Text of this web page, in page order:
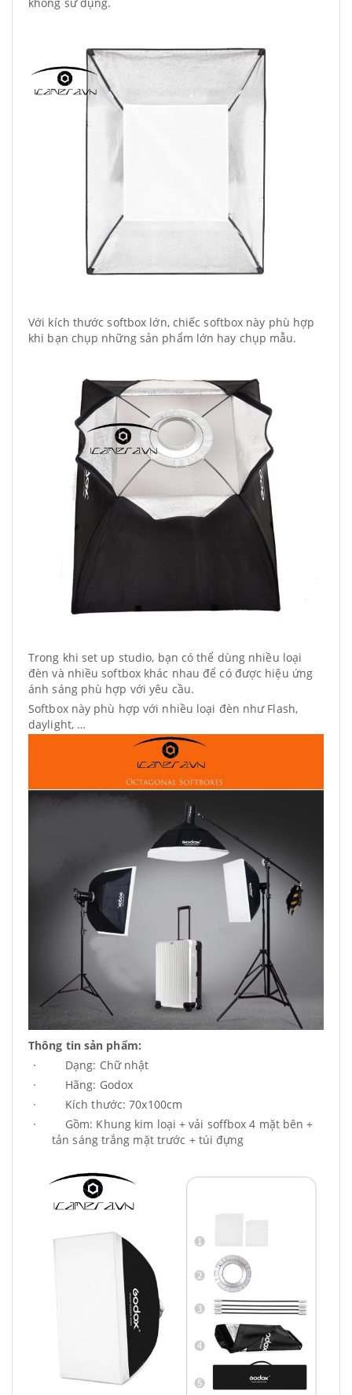
Với kích thước softbox lớn, chiếc softbox này phù hợp
khi bạn chụp những sản phẩm lớn hay chụp mẫu.
Trong khi set up studio, bạn có thể dùng nhiều loại
đèn và nhiều softbox khác nhau để có được hiệu ứng
ánh sáng phù hợp với yêu cầu.
Softbox này phù hợp với nhiều loại đèn như Flash,
daylight, …
Thông tin sản phẩm:
· Dạng: Chữ nhật
· Hãng: Godox
· Kích thước: 70x100cm
· Gồm: Khung kim loại + vải soffbox 4 mặt bên +
tản sáng trắng mặt trước + túi đựng